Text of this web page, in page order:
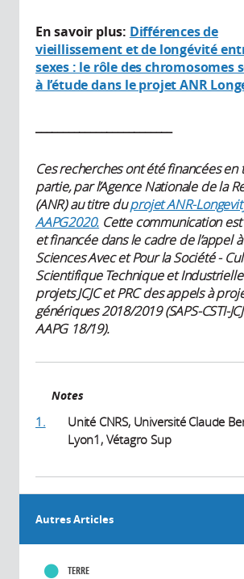
En savoir plus: Différences de
vieillissement et de longévité
sexes : le rôle des chromosomes
à l’étude dans le projet ANR
Ces recherches ont été financées en
partie, par l’Agence Nationale de la
(ANR) au titre duprojet ANR-
AAPG2020. Cette communication
et financée dans le cadre de l’appel
Sciences Avec et Pour la Société -
Scientifique Technique et
projets JCJC et PRC des appels à
génériques 2018/2019 (SAPS-CSTI-
AAPG 18/19).
Notes
1.
Unité CNRS, Université Claude
Lyon1, Vétagro Sup
Autres Articles
TERRE